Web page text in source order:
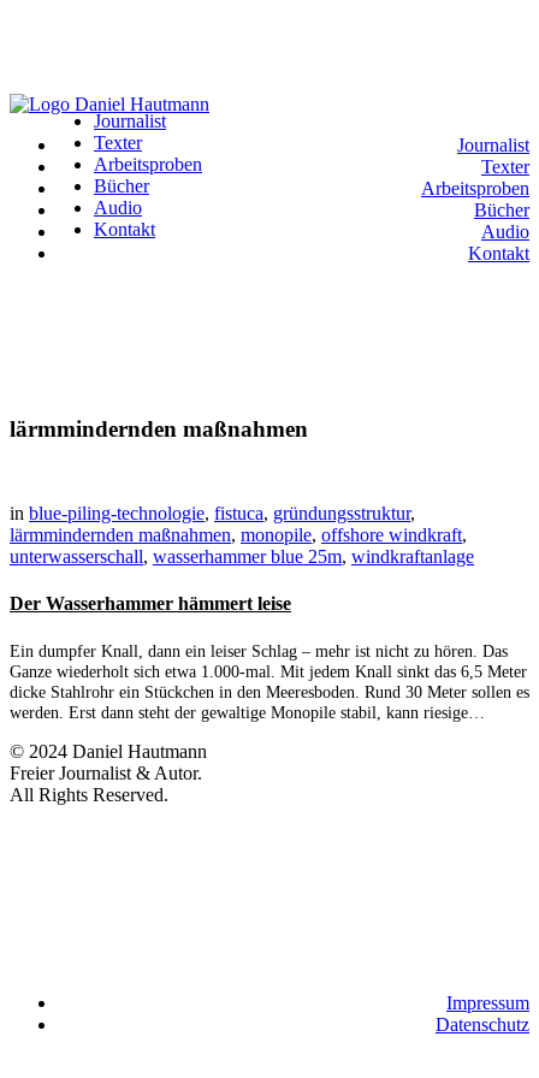
Journalist
Texter
Arbeitsproben
Bücher
Audio
Kontakt
Journalist
Texter
Arbeitsproben
Bücher
Audio
Kontakt
lärmmindernden maßnahmen
in blue-piling-technologie, fistuca, gründungsstruktur,
lärmmindernden maßnahmen, monopile, offshore windkraft,
unterwasserschall, wasserhammer blue 25m, windkraftanlage
Der Wasserhammer hämmert leise
Ein dumpfer Knall, dann ein leiser Schlag – mehr ist nicht zu hören. Das
Ganze wiederholt sich etwa 1.000-mal. Mit jedem Knall sinkt das 6,5 Meter
dicke Stahlrohr ein Stückchen in den Meeresboden. Rund 30 Meter sollen es
werden. Erst dann steht der gewaltige Monopile stabil, kann riesige…
© 2024 Daniel Hautmann
Freier Journalist & Autor.
All Rights Reserved.
Impressum
Datenschutz